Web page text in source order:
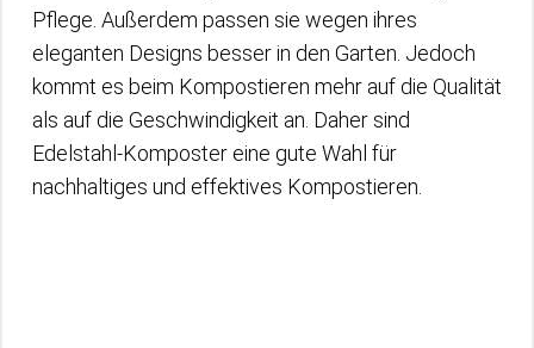
Pflege. Außerdem passen sie wegen ihres
eleganten Designs besser in den Garten. Jedoch
kommt es beim Kompostieren mehr auf die Qualität
als auf die Geschwindigkeit an. Daher sind
Edelstahl-Komposter eine gute Wahl für
nachhaltiges und effektives Kompostieren.